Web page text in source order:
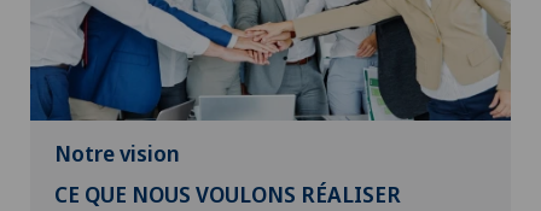
Notre vision
CE QUE NOUS VOULONS RÉALISER